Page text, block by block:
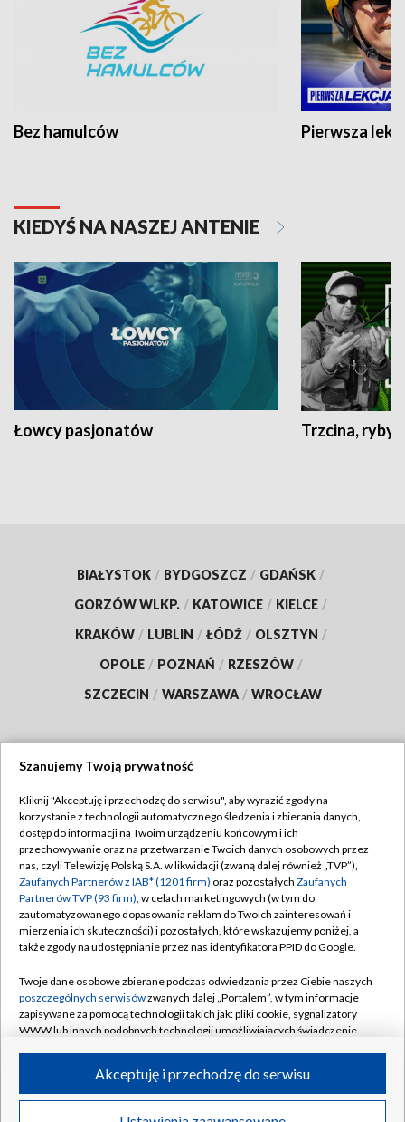
Bez hamulców Pierwsza
KIEDYŚ NA NASZEJ ANTENIE
Łowcy pasjonatów Trzcina, ryby
BIAŁYSTOK / BYDGOSZCZ / GDAŃSK /
GORZÓW WLKP. / KATOWICE / KIELCE /
KRAKÓW / LUBLIN / ŁÓDŹ / OLSZTYN /
OPOLE / POZNAŃ / RZESZÓW /
SZCZECIN / WARSZAWA / WROCŁAW
TVP
Abonament TVP
Emisja w TVP
Centrum informacji TVP
Naziemna Telewizja Cyfrowa
Rada Programowa
System NOS
Informacje o nadawcy
Program dla prasy
Regulamin TVP
Polityka prywatności
Moje zgody
Pomoc
Kontakt
Kanały
©2026 Telewizja Polska S.A. w likwidacji
Szanujemy Twoją prywatność
Kliknij "Akceptuję i przechodzę do serwisu", aby wyrazić zgody na
korzystanie z technologii automatycznego śledzenia i zbierania danych,
dostęp do informacji na Twoim urządzeniu końcowym i ich
przechowywanie oraz na przetwarzanie Twoich danych osobowych przez
nas, czyli Telewizję Polską S.A. w likwidacji (zwaną dalej również „TVP”),
Zaufanych Partnerów z IAB* (1201 firm) oraz pozostałych Zaufanych
Partnerów TVP (93 firm), w celach marketingowych (w tym do
zautomatyzowanego dopasowania reklam do Twoich zainteresowań i
mierzenia ich skuteczności) i pozostałych, które wskazujemy poniżej, a
także zgody na udostępnianie przez nas identyfikatora PPID do Google.
Twoje dane osobowe zbierane podczas odwiedzania przez Ciebie naszych
poszczególnych serwisówzwanych dalej „Portalem”, w tym informacje
zapisywane za pomocą technologii takich jak: pliki cookie, sygnalizatory
WWW lub innych podobnych technologii umożliwiających świadczenie
ruchu w Internecie.
Twoje dane osobowe zbierane podczas odwiedzania przez Ciebie
Akceptuję i przechodzę do serwisu